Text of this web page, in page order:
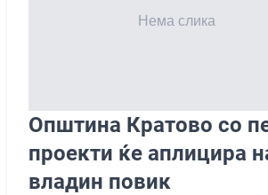
Општина Кратово со
проекти ќе аплицира
владин повик